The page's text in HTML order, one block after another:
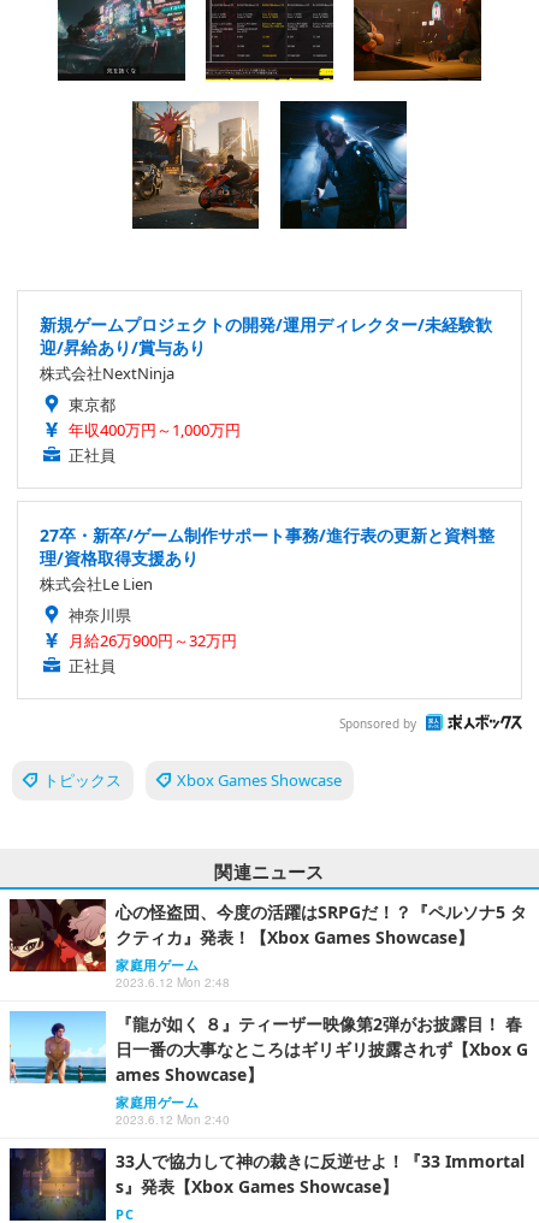
新規ゲームプロジェクトの開発/運用ディレクター/未経験歓
迎/昇給あり/賞与あり
株式会社NextNinja
東京都
年収400万円～1,000万円
正社員
27卒・新卒/ゲーム制作サポート事務/進行表の更新と資料整
理/資格取得支援あり
株式会社Le Lien
神奈川県
月給26万900円～32万円
正社員
Sponsored by
トピックス Xbox Games Showcase
関連ニュース
心の怪盗団、今度の活躍はSRPGだ！？『ペルソナ5 タ
クティカ』発表！【Xbox Games Showcase】
家庭用ゲーム
2023.6.12 Mon 2:48
『龍が如く ８』ティーザー映像第2弾がお披露目！ 春
日一番の大事なところはギリギリ披露されず【Xbox G
ames Showcase】
家庭用ゲーム
2023.6.12 Mon 2:40
33人で協力して神の裁きに反逆せよ！『33 Immortal
s』発表【Xbox Games Showcase】
PC